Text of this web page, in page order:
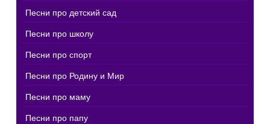
Песни про детский сад
Песни про школу
Песни про спорт
Песни про Родину и Мир
Песни про маму
Песни про папу